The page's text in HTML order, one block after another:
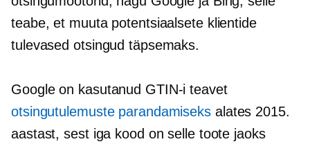
teabe, et muuta potentsiaalsete klientide
tulevased otsingud täpsemaks.
Google on kasutanud GTIN-i teavet
otsingutulemuste parandamiseks alates 2015.
aastast, sest iga kood on selle toote jaoks